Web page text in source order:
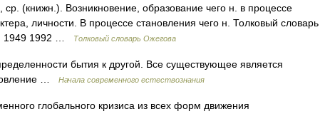
(книжн.). Возникновение, образование чего н. в процессе
личности. В процессе становления чего н. Толковый словарь
1949 1992 …
Толковый словарь Ожегова
бытия к другой. Все существующее является
…
Начала современного естествознания
глобального кризиса из всех форм движения